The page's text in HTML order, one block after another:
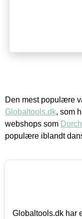
Den mest populære
Globaltools.dk, som
webshops som
populære iblandt
Globaltools.dk har